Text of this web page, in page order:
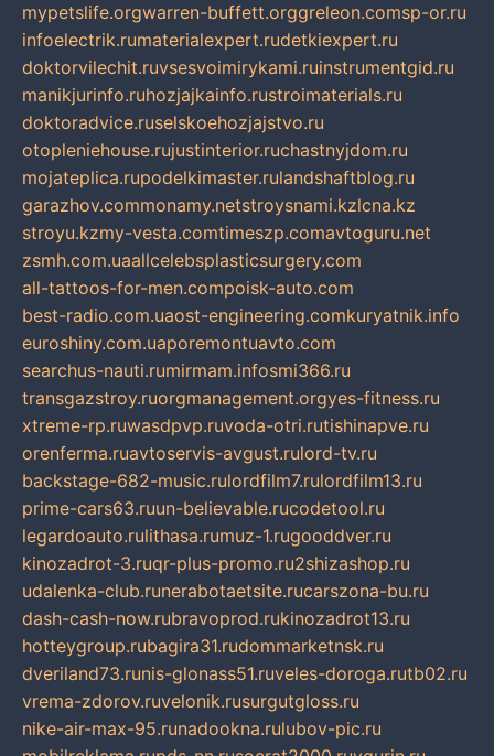
mypetslife.orgwarren-buffett.orggreleon.comsp-or.ru
infoelectrik.rumaterialexpert.rudetkiexpert.ru
doktorvilechit.ruvsesvoimirykami.ruinstrumentgid.ru
manikjurinfo.ruhozjajkainfo.rustroimaterials.ru
doktoradvice.ruselskoehozjajstvo.ru
otopleniehouse.rujustinterior.ruchastnyjdom.ru
mojateplica.rupodelkimaster.rulandshaftblog.ru
garazhov.commonamy.netstroysnami.kzlcna.kz
stroyu.kzmy-vesta.comtimeszp.comavtoguru.net
zsmh.com.uaallcelebsplasticsurgery.com
all-tattoos-for-men.compoisk-auto.com
best-radio.com.uaost-engineering.comkuryatnik.info
euroshiny.com.uaporemontuavto.com
searchus-nauti.rumirmam.infosmi366.ru
transgazstroy.ruorgmanagement.orgyes-fitness.ru
xtreme-rp.ruwasdpvp.ruvoda-otri.rutishinapve.ru
orenferma.ruavtoservis-avgust.rulord-tv.ru
backstage-682-music.rulordfilm7.rulordfilm13.ru
prime-cars63.ruun-believable.rucodetool.ru
legardoauto.rulithasa.rumuz-1.rugooddver.ru
kinozadrot-3.ruqr-plus-promo.ru2shizashop.ru
udalenka-club.runerabotaetsite.rucarszona-bu.ru
dash-cash-now.rubravoprod.rukinozadrot13.ru
hotteygroup.rubagira31.rudommarketnsk.ru
dveriland73.runis-glonass51.ruveles-doroga.rutb02.ru
vrema-zdorov.ruvelonik.rusurgutgloss.ru
nike-air-max-95.runadookna.rulubov-pic.ru